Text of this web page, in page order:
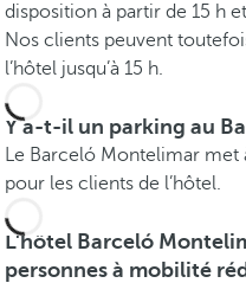
disposition à partir de 15 h
Nos clients peuvent
l’hôtel jusqu’à 15 h.
Y a-t-il un parking au
Le Barceló Montelimar met
pour les clients de l’hôtel.
L'hôtel Barceló
personnes à mobilité